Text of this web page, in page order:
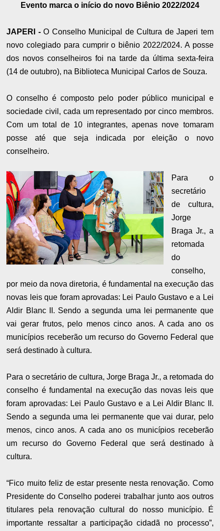
Evento marca o início do novo Biênio 2022/2024
JAPERI -O Conselho Municipal de Cultura de Japeri tem
novo colegiado para cumprir o biênio 2022/2024. A posse
dos novos conselheiros foi na tarde da última sexta-feira
(14 de outubro), na Biblioteca Municipal Carlos de Souza.
O conselho é composto pelo poder público municipal e
sociedade civil, cada um representado por cinco membros.
Com um total de 10 integrantes, apenas nove tomaram
posse até que seja indicada por eleição o novo
conselheiro.
Para o
secretário
de cultura,
Jorge
Braga Jr., a
retomada
do
conselho,
por meio da nova diretoria, é fundamental na execução das
novas leis que foram aprovadas: Lei Paulo Gustavo e a Lei
Aldir Blanc II. Sendo a segunda uma lei permanente que
vai gerar frutos, pelo menos cinco anos. A cada ano os
municípios receberão um recurso do Governo Federal que
será destinado à cultura.
Para o secretário de cultura, Jorge Braga Jr., a retomada do
conselho é fundamental na execução das novas leis que
foram aprovadas: Lei Paulo Gustavo e a Lei Aldir Blanc II.
Sendo a segunda uma lei permanente que vai durar, pelo
menos, cinco anos. A cada ano os municípios receberão
um recurso do Governo Federal que será destinado à
cultura.
“Fico muito feliz de estar presente nesta renovação. Como
Presidente do Conselho poderei trabalhar junto aos outros
titulares pela renovação cultural do nosso município. É
importante ressaltar a participação cidadã no processo”,